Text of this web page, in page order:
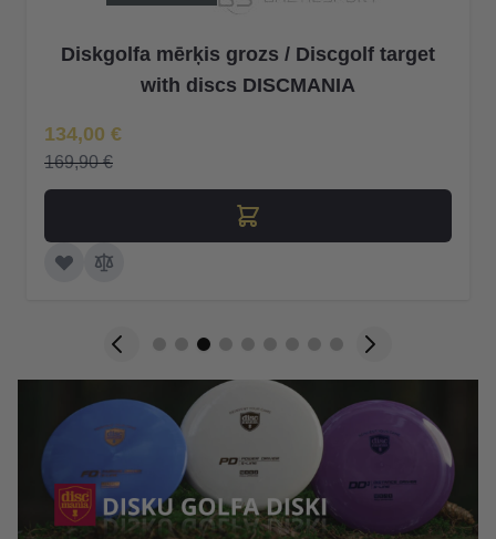
Diskgolfa mērķis grozs / Discgolf target
with discs DISCMANIA
Īpaša Cena
134,00 €
169,90 €